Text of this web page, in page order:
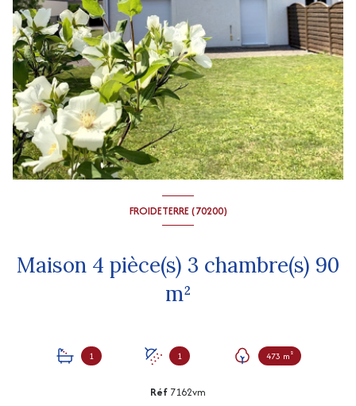
FROIDETERRE (70200)
Maison 4 pièce(s) 3 chambre(s) 90
m²
1 1 473 m²
Réf 7162vm